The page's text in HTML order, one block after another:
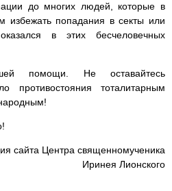
до многих людей, которые в
избежать попадания в секты или
в этих бесчеловечных
помощи. Не оставайтесь
противостояния тоталитарным
сайта Центра священномученика
Иринея Лионского